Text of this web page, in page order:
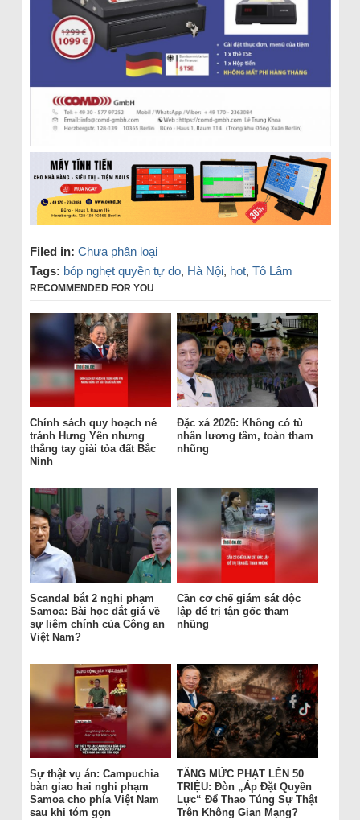
Filed in: Chưa phân loại
Tags: bóp nghẹt quyền tự do, Hà Nội, hot, Tô Lâm
RECOMMENDED FOR YOU
Chính sách quy hoạch né
tránh Hưng Yên nhưng
thẳng tay giải tỏa đất Bắc
Ninh
Đặc xá 2026: Không có tù
nhân lương tâm, toàn tham
nhũng
Scandal bắt 2 nghi phạm
Samoa: Bài học đắt giá về
sự liêm chính của Công an
Việt Nam?
Cần cơ chế giám sát độc
lập để trị tận gốc tham
nhũng
Sự thật vụ án: Campuchia
bàn giao hai nghi phạm
Samoa cho phía Việt Nam
sau khi tóm gọn
TĂNG MỨC PHẠT LÊN 50
TRIỆU: Đòn „Áp Đặt Quyền
Lực“ Để Thao Túng Sự Thật
Trên Không Gian Mạng?